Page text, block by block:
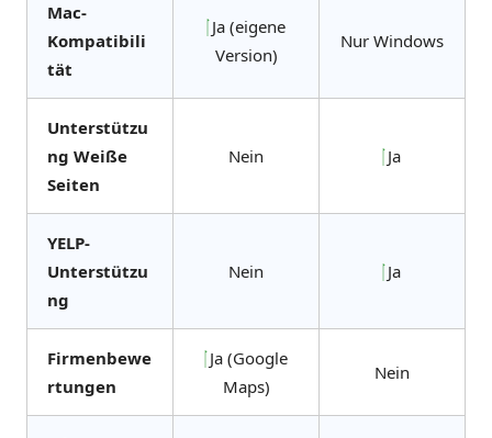
Mac-
Kompatibili
tät
Ja (eigene
Version)
Nur Windows
Unterstützu
ng Weiße
Seiten
Nein Ja
YELP-
Unterstützu
ng
Nein Ja
Firmenbewe
rtungen
Ja (Google
Maps)
Nein